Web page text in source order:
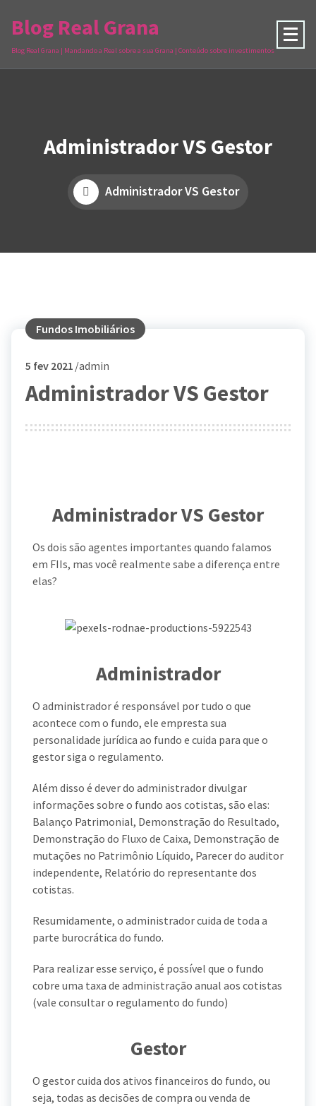
Blog Real Grana
Blog Real Grana | Mandando a Real sobre a sua Grana | Conteúdo sobre investimentos
Administrador VS Gestor
Administrador VS Gestor
Fundos Imobiliários
5 fev 2021 admin
Administrador VS Gestor
Administrador VS Gestor
Os dois são agentes importantes quando falamos
em FIIs, mas você realmente sabe a diferença entre
elas?
Administrador
O administrador é responsável por tudo o que
acontece com o fundo, ele empresta sua
personalidade jurídica ao fundo e cuida para que o
gestor siga o regulamento.
Além disso é dever do administrador divulgar
informações sobre o fundo aos cotistas, são elas:
Balanço Patrimonial, Demonstração do Resultado,
Demonstração do Fluxo de Caixa, Demonstração de
mutações no Patrimônio Líquido, Parecer do auditor
independente, Relatório do representante dos
cotistas.
Resumidamente, o administrador cuida de toda a
parte burocrática do fundo.
Para realizar esse serviço, é possível que o fundo
cobre uma taxa de administração anual aos cotistas
(vale consultar o regulamento do fundo)
Gestor
O gestor cuida dos ativos financeiros do fundo, ou
seja, todas as decisões de compra ou venda de